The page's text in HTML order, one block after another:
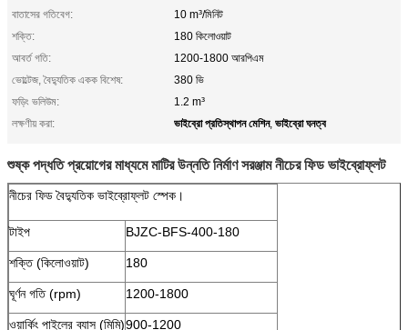
বাতাসের গতিবেগ:
10 m³/মিনিট
শক্তি:
180 কিলোওয়াট
আবর্ত গতি:
1200-1800 আরপিএম
ভোল্টেজ, বৈদ্যুতিক একক বিশেষ:
380 ভি
ফড়িং ভলিউম:
1.2 m³
লক্ষণীয় করা:
ভাইব্রো প্রতিস্থাপন মেশিন, ভাইব্রো ঘনত্ব
শুষ্ক পদ্ধতি প্রয়োগের মাধ্যমে মাটির উন্নতি নির্মাণ সরঞ্জাম নীচের ফিড ভাইব্রোফ্লট
নীচের ফিড বৈদ্যুতিক ভাইব্রোফ্লট স্পেক।
টাইপ BJZC-BFS-400-180
শক্তি (কিলোওয়াট) 180
ঘূর্ণন গতি (rpm) 1200-1800
ওয়ার্কিং পাইলের ব্যাস (মিমি)900-1200